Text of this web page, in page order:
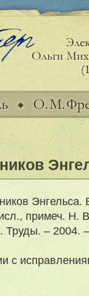
примеч. Н.
Труды. – 2004.
с